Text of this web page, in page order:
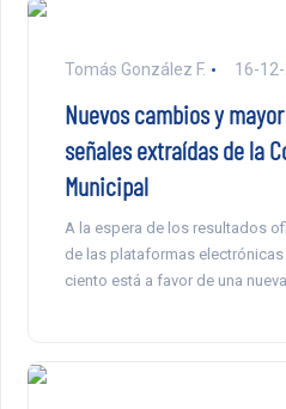
Tomás González F. 16-
Nuevos cambios y
señales extraídas de la
Municipal
A la espera de los resultados
de las plataformas
ciento está a favor de una